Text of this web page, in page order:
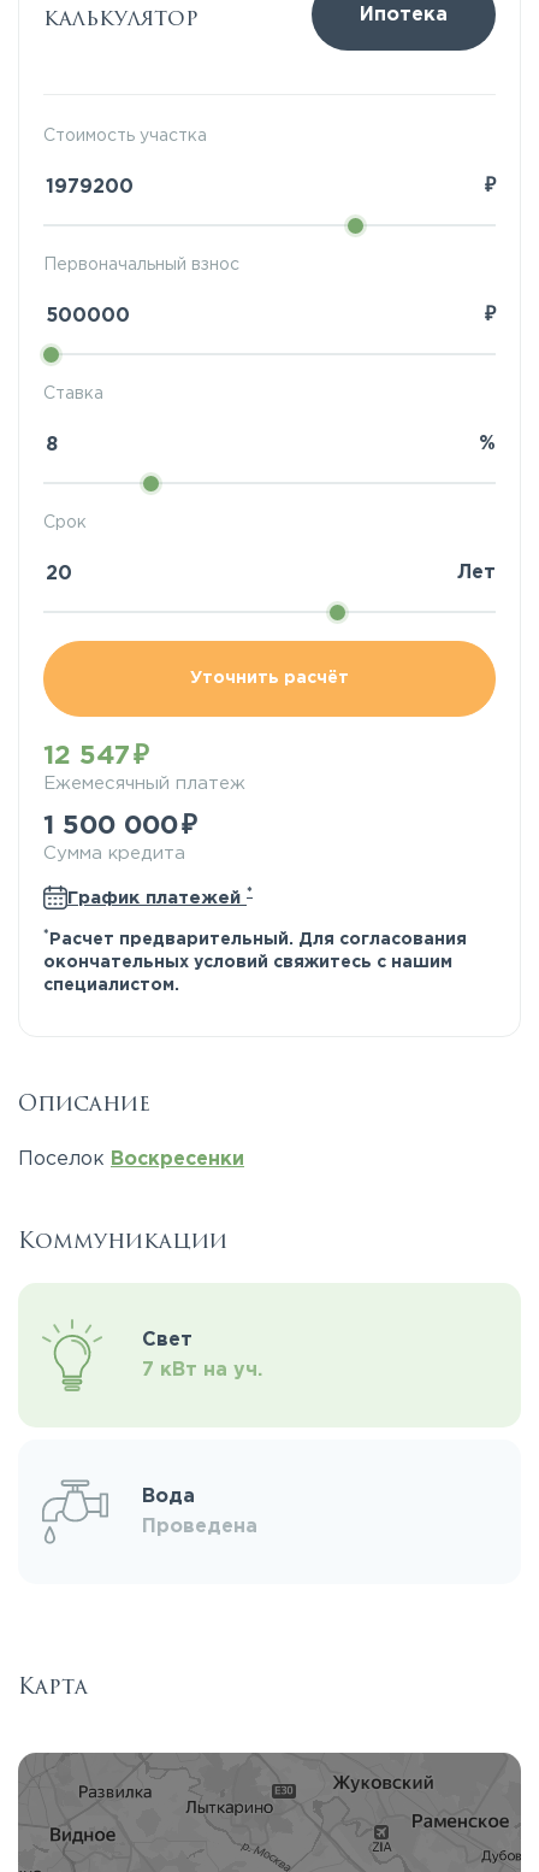
калькулятор
Ипотека
Стоимость участка
₽
Ставка
%
Первоначальный взнос
₽
Срок
Лет
Уточнить расчёт
12 547
Ежемесячный платеж
1 500 000
Сумма кредита
График платежей *
* Расчет предварительный. Для согласования
окончательных условий свяжитесь с нашим
специалистом.
Описание
Поселок Воскресенки
Коммуникации
Свет
7 кВт на уч.
Вода
Проведена
Карта